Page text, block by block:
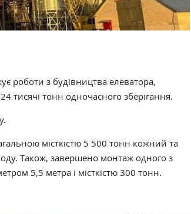
роботи з будівництва елеватора,
тисячі тонн одночасного зберігання.
місткістю 5 500 тонн кожний та
Також, завершено монтаж одного з
5,5 метра і місткістю 300 тонн.